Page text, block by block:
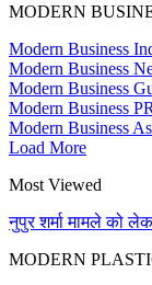
MODERN
Modern Business
Modern Business
Modern Business
Modern Business PR
Modern Business
Load More
Most Viewed
नुपुर शर्मा मामले को
MODERN